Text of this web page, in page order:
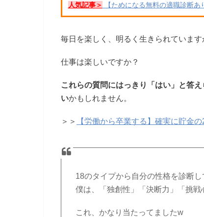
人気記事＞ 【ためになる無料の適職診断
毎日を楽しく、明るく生きられています
仕事は楽しいですか？
これらの質問にはっきり「はい」と答
いかもしれません。
＞＞ 【労働から卒業する】確実に貯金
18のタイプから自分の性格を診断し
僕は、「独創性」「決断力」「挑戦
これ、かなり当たってましたw